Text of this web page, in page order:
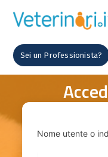
Sei un Professionista?
Nome utente o